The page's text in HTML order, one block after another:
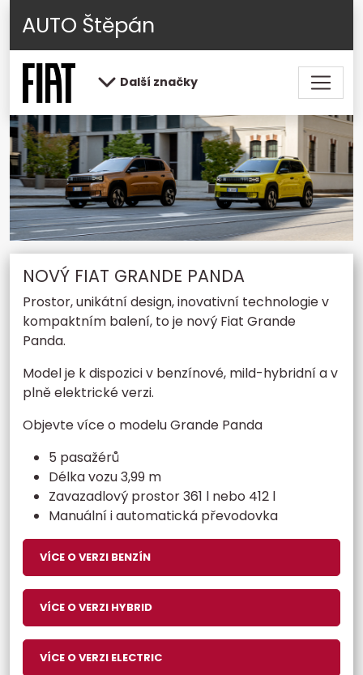
AUTO Štěpán
Další značky
NOVÝ FIAT GRANDE PANDA
Prostor, unikátní design, inovativní technologie v
kompaktním balení, to je nový Fiat Grande
Panda.
Model je k dispozici v benzínové, mild-hybridní a v
plně elektrické verzi.
Objevte více o modelu Grande Panda
5 pasažérů
Délka vozu 3,99 m
Zavazadlový prostor 361 l nebo 412 l
Manuální i automatická převodovka
VÍCE O VERZI BENZÍN
VÍCE O VERZI HYBRID
VÍCE O VERZI ELECTRIC